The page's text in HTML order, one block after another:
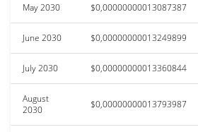
May 2030 $0,00000000013087387
June 2030 $0,00000000013249899
July 2030 $0,00000000013360844
August
2030
$0,00000000013793987